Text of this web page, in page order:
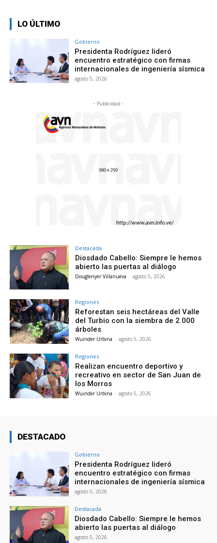
LO ÚLTIMO
Gobierno
Presidenta Rodríguez lideró
encuentro estratégico con firmas
internacionales de ingeniería sísmica
agosto 5, 2026
- Publicidad -
Destacada
Diosdado Cabello: Siempre le hemos
abierto las puertas al diálogo
Douglenyer Villanueva - agosto 5, 2026
Regiones
Reforestan seis hectáreas del Valle
del Turbio con la siembra de 2.000
árboles
Wuinder Urbina - agosto 5, 2026
Regiones
Realizan encuentro deportivo y
recreativo en sector de San Juan de
los Morros
Wuinder Urbina - agosto 5, 2026
DESTACADO
Gobierno
Presidenta Rodríguez lideró
encuentro estratégico con firmas
internacionales de ingeniería sísmica
agosto 5, 2026
Destacada
Diosdado Cabello: Siempre le hemos
abierto las puertas al diálogo
agosto 5, 2026